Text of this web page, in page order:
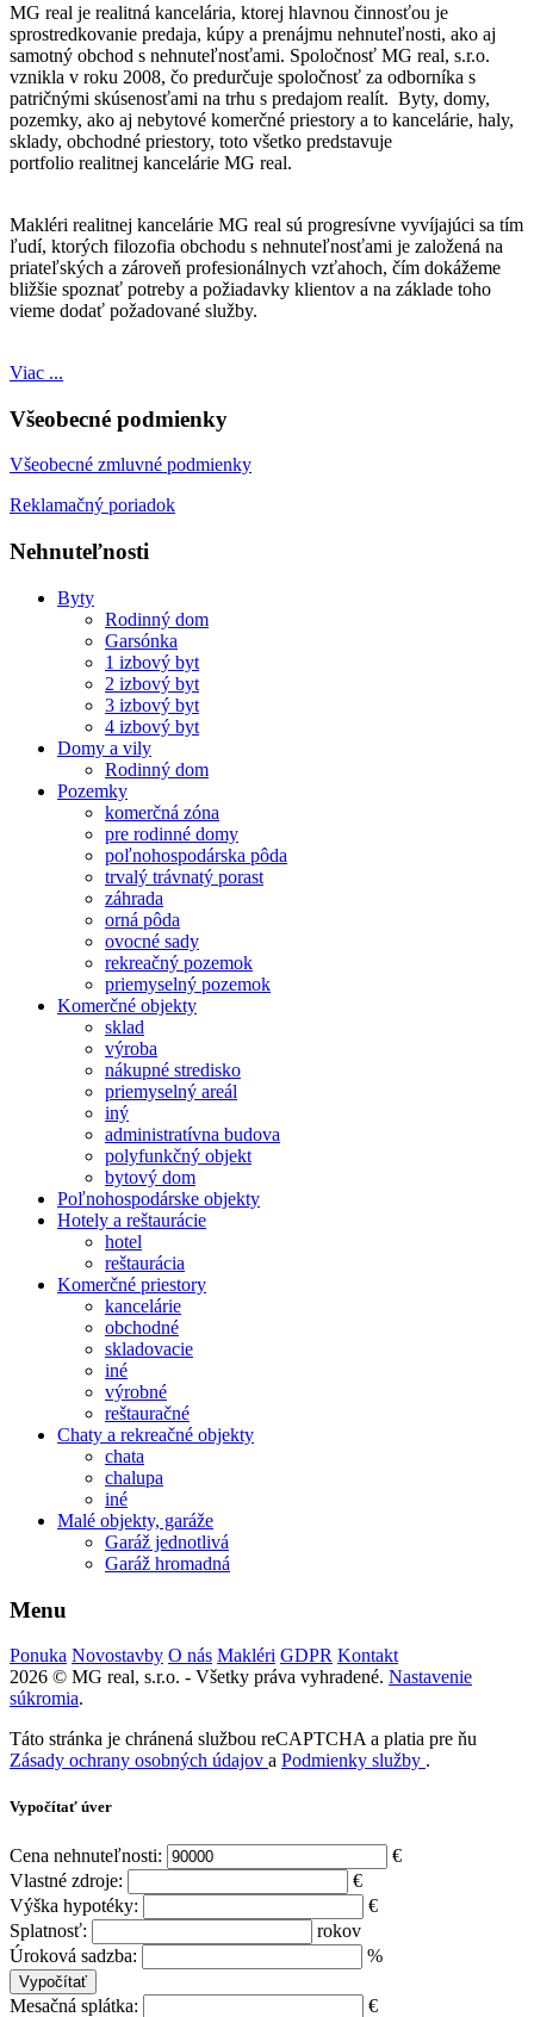
MG real je realitná kancelária, ktorej hlavnou činnosťou je
sprostredkovanie predaja, kúpy a prenájmu nehnuteľnosti, ako aj
samotný obchod s nehnuteľnosťami. Spoločnosť MG real, s.r.o.
vznikla v roku 2008, čo predurčuje spoločnosť za odborníka s
patričnými skúsenosťami na trhu s predajom realít. Byty, domy,
pozemky, ako aj nebytové komerčné priestory a to kancelárie, haly,
sklady, obchodné priestory, toto všetko predstavuje
portfolio realitnej kancelárie MG real.
Makléri realitnej kancelárie MG real sú progresívne vyvíjajúci sa tím
ľudí, ktorých filozofia obchodu s nehnuteľnosťami je založená na
priateľských a zároveň profesionálnych vzťahoch, čím dokážeme
bližšie spoznať potreby a požiadavky klientov a na základe toho
vieme dodať požadované služby.
Viac ...
Všeobecné podmienky
Všeobecné zmluvné podmienky
Reklamačný poriadok
Nehnuteľnosti
Byty
Rodinný dom
Garsónka
1 izbový byt
2 izbový byt
3 izbový byt
4 izbový byt
Domy a vily
Rodinný dom
Pozemky
komerčná zóna
pre rodinné domy
poľnohospodárska pôda
trvalý trávnatý porast
záhrada
orná pôda
ovocné sady
rekreačný pozemok
priemyselný pozemok
Komerčné objekty
sklad
výroba
nákupné stredisko
priemyselný areál
iný
administratívna budova
polyfunkčný objekt
bytový dom
Poľnohospodárske objekty
Hotely a reštaurácie
hotel
reštaurácia
Komerčné priestory
kancelárie
obchodné
skladovacie
iné
výrobné
reštauračné
Chaty a rekreačné objekty
chata
chalupa
iné
Malé objekty, garáže
Garáž jednotlivá
Garáž hromadná
Menu
Ponuka Novostavby O nás Makléri GDPR Kontakt
2026 © MG real, s.r.o. - Všetky práva vyhradené. Nastavenie
súkromia.
Táto stránka je chránená službou reCAPTCHA a platia pre ňu
Zásady ochrany osobných údajov a Podmienky služby .
Vypočítať úver
Cena nehnuteľnosti:
€
Vlastné zdroje:
€
Výška hypotéky:
€
Splatnosť:
rokov
Úroková sadzba:
%
Mesačná splátka: €